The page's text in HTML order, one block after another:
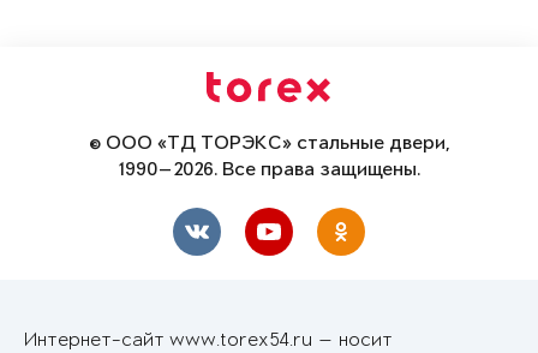
© ООО «ТД ТОРЭКС» стальные двери,
1990—2026. Все права защищены.
Интернет-сайт www.torex54.ru — носит